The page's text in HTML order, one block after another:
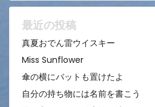
最近の投稿
真夏おでん雷ウイスキー
Miss Sunflower
傘の横にバットも置けたよ
自分の持ち物には名前を書こう